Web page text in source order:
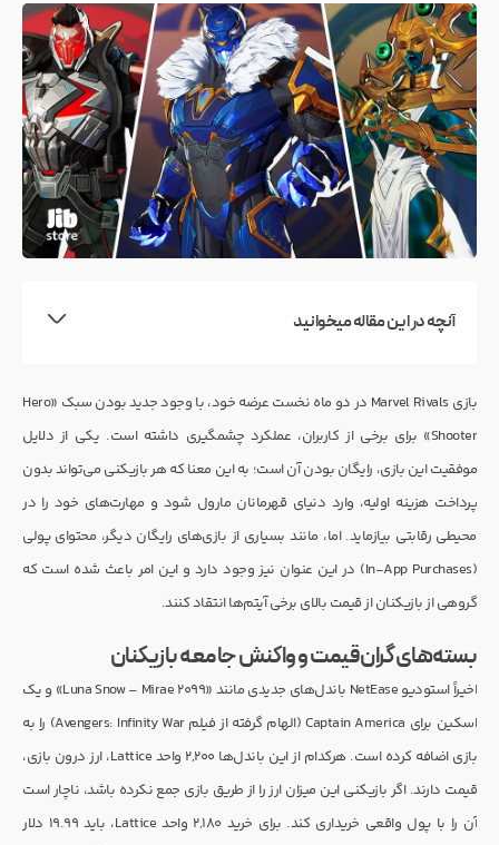
آنچه در این مقاله میخوانید
بازی Marvel Rivals در دو ماه نخست عرضه خود، با وجود جدید بودن سبک «Hero
Shooter» برای برخی از کاربران، عملکرد چشمگیری داشته است. یکی از دلایل
موفقیت این بازی، رایگان بودن آن است؛ به این معنا که هر بازیکنی می‌تواند بدون
پرداخت هزینه اولیه، وارد دنیای قهرمانان مارول شود و مهارت‌های خود را در
محیطی رقابتی بیازماید. اما، مانند بسیاری از بازی‌های رایگان دیگر، محتوای پولی
(In-App Purchases) در این عنوان نیز وجود دارد و این امر باعث شده است که
گروهی از بازیکنان از قیمت بالای برخی آیتم‌ها انتقاد کنند.
بسته‌های گران‌قیمت و واکنش جامعه بازیکنان
اخیراً استودیو NetEase باندل‌های جدیدی مانند «Luna Snow – Mirae 2099» و یک
اسکین برای Captain America (الهام گرفته از فیلم Avengers: Infinity War) را به
بازی اضافه کرده است. هرکدام از این باندل‌ها ۲,۲۰۰ واحد Lattice، ارز درون بازی،
قیمت دارند. اگر بازیکنی این میزان ارز را از طریق بازی جمع نکرده باشد، ناچار است
آن را با پول واقعی خریداری کند. برای خرید ۲,۱۸۰ واحد Lattice، باید ۱۹.۹۹ دلار